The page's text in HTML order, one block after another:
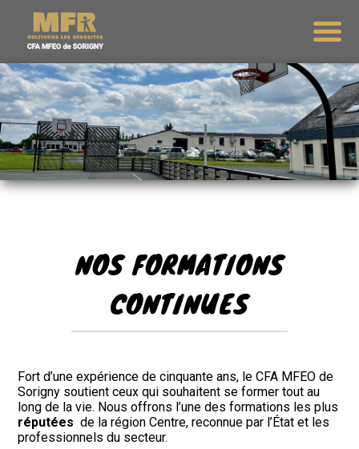
NOS FORMATIONS
CONTINUES
Fort d’une expérience de cinquante ans, le CFA MFEO de
Sorigny soutient ceux qui souhaitent se former tout au
long de la vie. Nous offrons l’une des formations les plus
réputées de la région Centre, reconnue par l’État et les
professionnels du secteur.